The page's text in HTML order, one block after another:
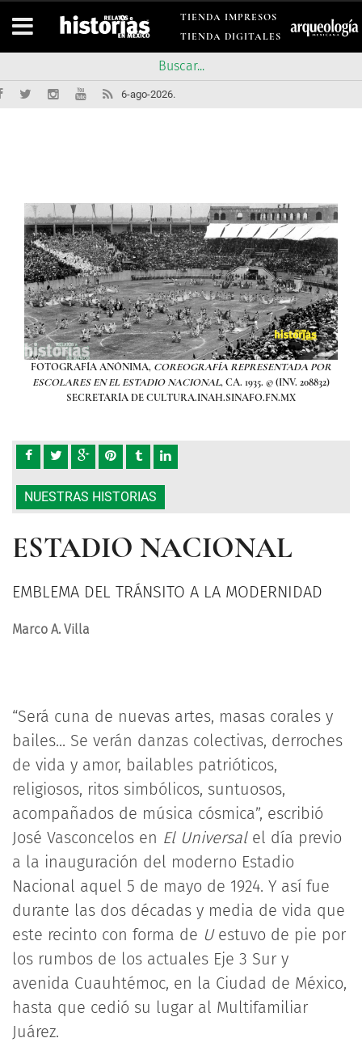
TIENDA IMPRESOS
TIENDA DIGITALES
6-ago-2026.
FOTOGRAFÍA ANÓNIMA, COREOGRAFÍA REPRESENTADA POR
ESCOLARES EN EL ESTADIO NACIONAL, CA. 1935. © (INV. 208832)
SECRETARÍA DE CULTURA.INAH.SINAFO.FN.MX
NUESTRAS HISTORIAS
ESTADIO NACIONAL
EMBLEMA DEL TRÁNSITO A LA MODERNIDAD
Marco A. Villa
“Será cuna de nuevas artes, masas corales y
bailes... Se verán danzas colectivas, derroches
de vida y amor, bailables patrióticos,
religiosos, ritos simbólicos, suntuosos,
acompañados de música cósmica”, escribió
José Vasconcelos en El Universalel día previo
a la inauguración del moderno Estadio
Nacional aquel 5 de mayo de 1924. Y así fue
durante las dos décadas y media de vida que
este recinto con forma de Uestuvo de pie por
los rumbos de los actuales Eje 3 Sur y
avenida Cuauhtémoc, en la Ciudad de México,
hasta que cedió su lugar al Multifamiliar
Juárez.